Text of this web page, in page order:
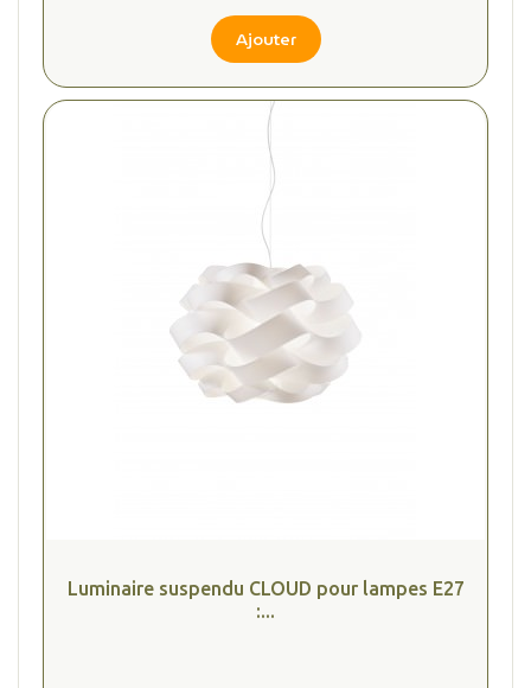
Ajouter
Luminaire suspendu CLOUD pour lampes E27
:...